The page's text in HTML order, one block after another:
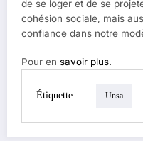
de se loger et de se
cohésion sociale, mais
confiance dans notre
Pour en savoir plus.
Étiquette Unsa